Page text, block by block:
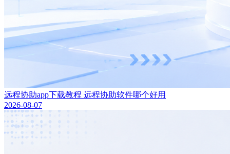
远程协助app下载教程 远程协助软件哪个好用
2026-08-07